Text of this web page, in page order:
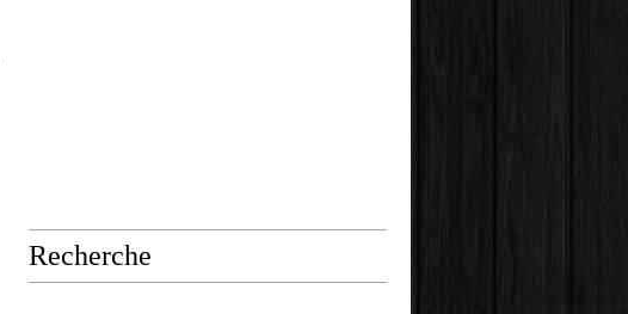
Recherche